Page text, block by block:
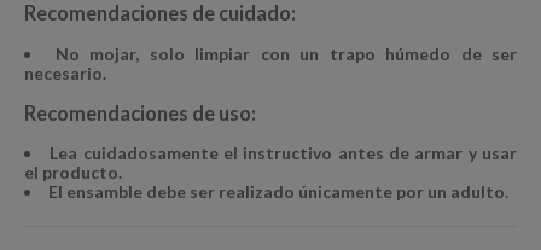
Recomendaciones de cuidado:
No mojar, solo limpiar con un trapo húmedo de ser
necesario.
Recomendaciones de uso:
Lea cuidadosamente el instructivo antes de armar y usar
el producto.
El ensamble debe ser realizado únicamente por un adulto.